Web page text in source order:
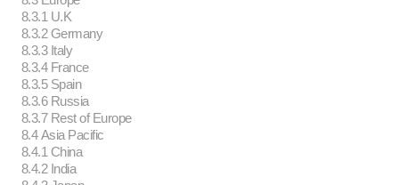
8.3.1 U.K
8.3.2 Germany
8.3.3 Italy
8.3.4 France
8.3.5 Spain
8.3.6 Russia
8.3.7 Rest of Europe
8.4 Asia Pacific
8.4.1 China
8.4.2 India